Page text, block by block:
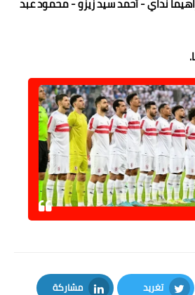
نداي - أحمد سيد زيزو - محمود عبد
تغريد مشاركة